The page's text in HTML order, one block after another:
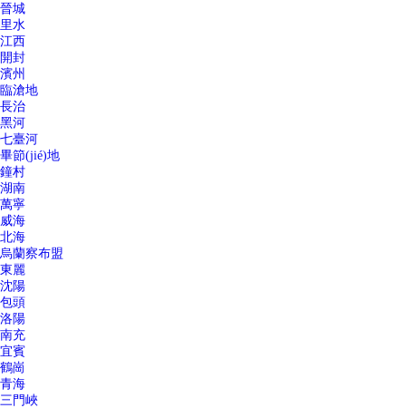
晉城
里水
江西
開封
濱州
臨滄地
長治
黑河
七臺河
畢節(jié)地
鐘村
湖南
萬寧
威海
北海
烏蘭察布盟
東麗
沈陽
包頭
洛陽
南充
宜賓
鶴崗
青海
三門峽